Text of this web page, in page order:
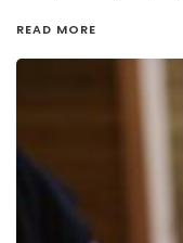
READ MORE